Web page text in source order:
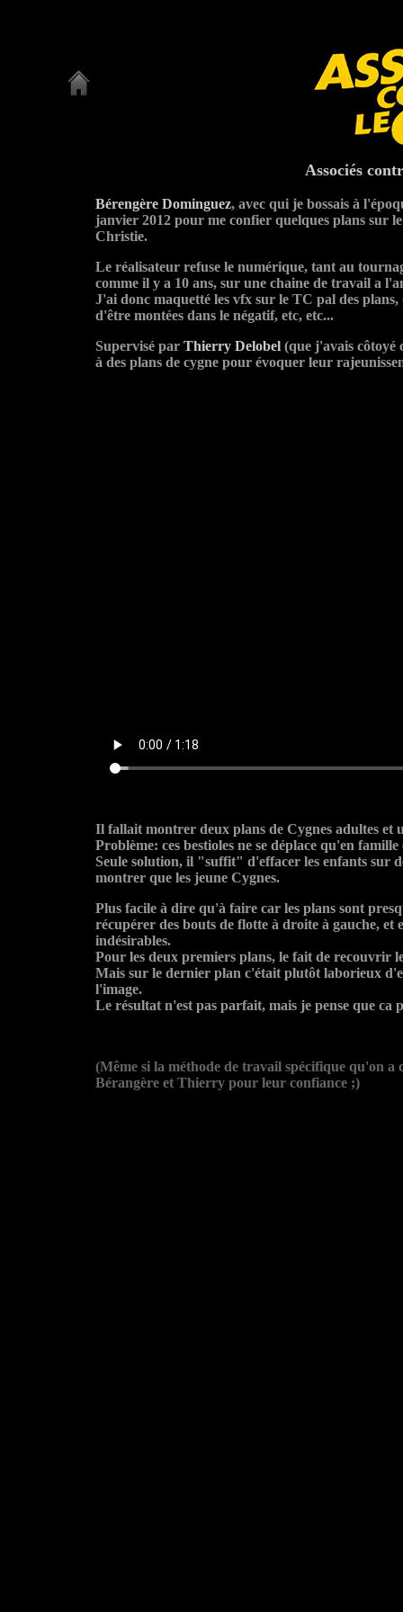
Associés
Bérengère Dominguez, avec qui je bossais à
janvier 2012 pour me confier quelques plans sur
Christie.
Le réalisateur refuse le numérique, tant au
comme il y a 10 ans, sur une chaine de travail a
J'ai donc maquetté les vfx sur le TC pal des
d'être montées dans le négatif, etc, etc...
Supervisé par Thierry Delobel(que j'avais côtoyé
à des plans de cygne pour évoquer leur
Il fallait montrer deux plans de Cygnes adultes et
Problème: ces bestioles ne se déplace qu'en
Seule solution, il "suffit" d'effacer les enfants sur
montrer que les jeune Cygnes.
Plus facile à dire qu'à faire car les plans sont
récupérer des bouts de flotte à droite à gauche, et
indésirables.
Pour les deux premiers plans, le fait de recouvrir
Mais sur le dernier plan c'était plutôt laborieux
l'image.
Le résultat n'est pas parfait, mais je pense que ca
(Même si la méthode de travail spécifique qu'on a
Bérangère et Thierry pour leur confiance ;)